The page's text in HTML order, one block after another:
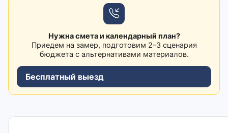
Нужна смета и календарный план?
Приедем на замер, подготовим 2–3 сценария
бюджета с альтернативами материалов.
Бесплатный выезд